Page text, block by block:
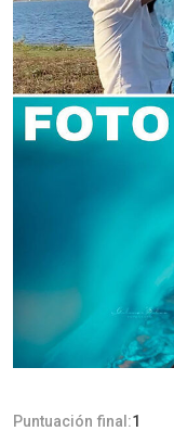
Puntuación final:1